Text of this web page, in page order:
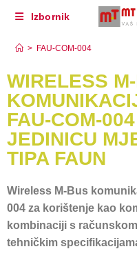
Izbornik
> FAU-COM-004
WIRELESS
FAU-COM-
JEDINICU
TIPA FAUN
Wireless M-Bus
004 za korištenje kao
kombinaciji s
tehničkim